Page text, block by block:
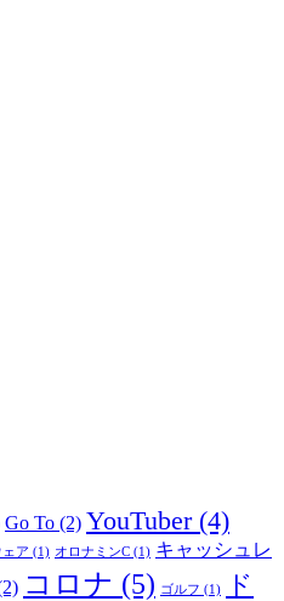
Go To (2) YouTuber(4)
ェア (1) オロナミンC (1) キャッシュレ
コロナ (5) ゴルフ (1)
ド